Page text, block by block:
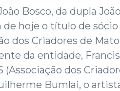
Bosco, da dupla
de hoje o título de
dos Criadores de
da entidade,
(Associação dos
Bumlai, o